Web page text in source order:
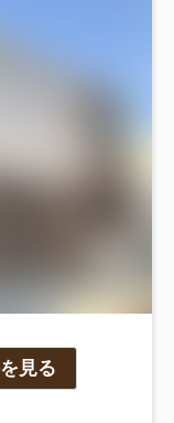
見る